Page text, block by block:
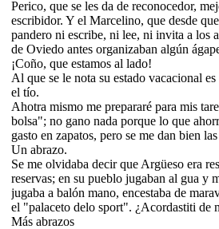
Perico, que se les da de reconocedor,
escribidor. Y el Marcelino, que desde
pandero ni escribe, ni lee, ni invita a los
de Oviedo antes organizaban algún
¡Coño, que estamos al lado!
Al que se le nota su estado vacacional
el tío.
Ahotra mismo me prepararé para mis
bolsa"; no gano nada porque lo que
gasto en zapatos, pero se me dan bien
Un abrazo.
Se me olvidaba decir que Argüeso era
reservas; en su pueblo jugaban al gua y
jugaba a balón mano, encestaba de
el "palaceto delo sport". ¿Acordastiti de
Más abrazos